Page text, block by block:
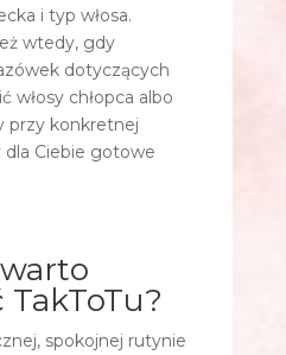
i typ włosa.
wtedy, gdy
dotyczących
włosy chłopca albo
przy konkretnej
Ciebie gotowe
spokojnej rutynie